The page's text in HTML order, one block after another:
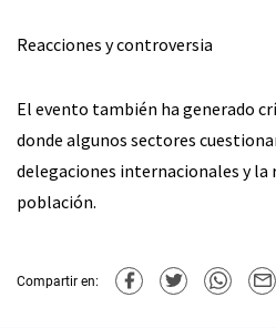
Reacciones y controversia
El evento también ha generado
donde algunos sectores
delegaciones internacionales y la
población.
Compartir en: